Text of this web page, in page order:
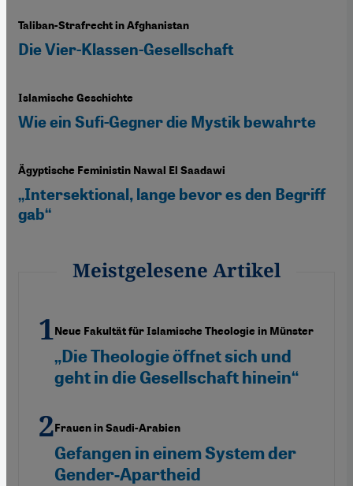
Taliban-Strafrecht in Afghanistan
Die Vier-Klassen-Gesellschaft
Islamische Geschichte
Wie ein Sufi-Gegner die Mystik bewahrte
Ägyptische Feministin Nawal El Saadawi
„Intersektional, lange bevor es den Begriff
gab“
Meistgelesene Artikel
Neue Fakultät für Islamische Theologie in Münster
„Die Theologie öffnet sich und
geht in die Gesellschaft hinein“
Frauen in Saudi-Arabien
Gefangen in einem System der
Gender-Apartheid